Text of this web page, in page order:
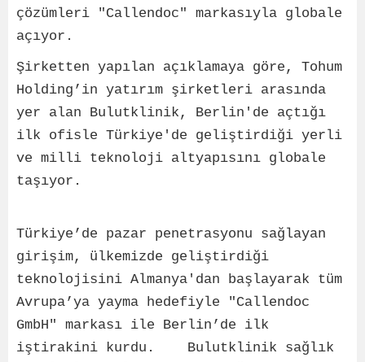
çözümleri "Callendoc" markasıyla globale
açıyor.
Şirketten yapılan açıklamaya göre, Tohum
Holding’in yatırım şirketleri arasında
yer alan Bulutklinik, Berlin'de açtığı
ilk ofisle Türkiye'de geliştirdiği yerli
ve milli teknoloji altyapısını globale
taşıyor.
Türkiye’de pazar penetrasyonu sağlayan
girişim, ülkemizde geliştirdiği
teknolojisini Almanya'dan başlayarak tüm
Avrupa’ya yayma hedefiyle "Callendoc
GmbH" markası ile Berlin’de ilk
iştirakini kurdu. Bulutklinik sağlık